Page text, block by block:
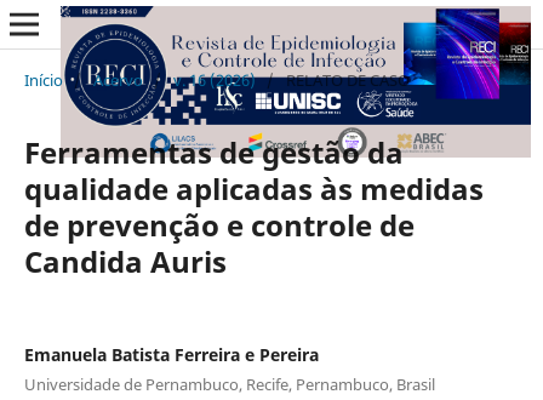
Início / Acervo / v. 16 (2026) / RELATO DE CASO
Ferramentas de gestão da
qualidade aplicadas às medidas
de prevenção e controle de
Candida Auris
Emanuela Batista Ferreira e Pereira
Universidade de Pernambuco, Recife, Pernambuco, Brasil